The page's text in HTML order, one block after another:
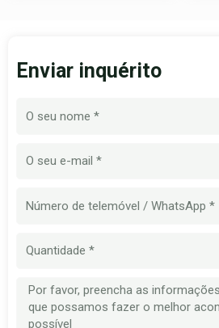
Enviar inquérito
Mensagem